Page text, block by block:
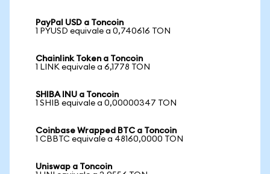
PayPal USD a Toncoin
1 PYUSD equivale a 0,740616 TON
Chainlink Token a Toncoin
1 LINK equivale a 6,1778 TON
SHIBA INU a Toncoin
1 SHIB equivale a 0,00000347 TON
Coinbase Wrapped BTC a Toncoin
1 CBBTC equivale a 48160,0000 TON
Uniswap a Toncoin